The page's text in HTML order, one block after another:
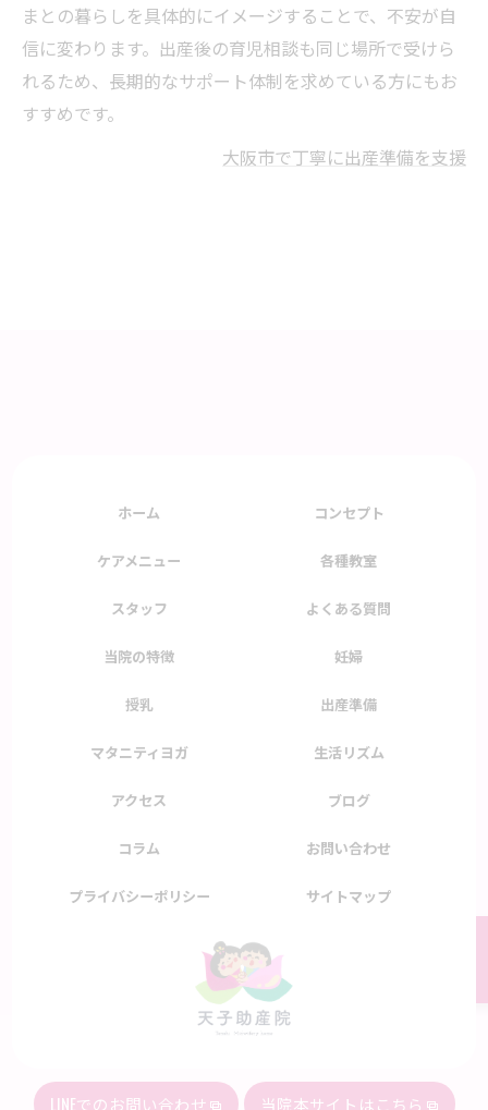
まとの暮らしを具体的にイメージすることで、不安が自
信に変わります。出産後の育児相談も同じ場所で受けら
れるため、長期的なサポート体制を求めている方にもお
すすめです。
大阪市で丁寧に出産準備を支援
080-4941-3861
LINEでのお問い合わせ 当院本サイトはこちら
ホーム コンセプト
ケアメニュー 各種教室
スタッフ よくある質問
当院の特徴 妊婦
授乳 出産準備
マタニティヨガ 生活リズム
アクセス ブログ
コラム お問い合わせ
プライバシーポリシー サイトマップ